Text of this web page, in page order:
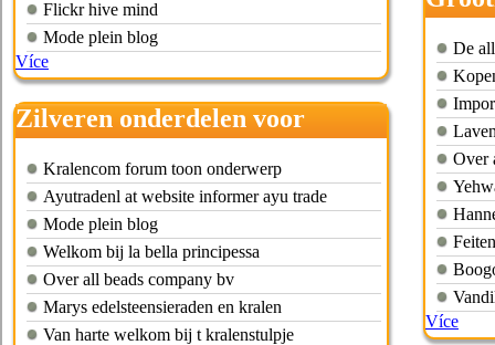
Flickr hive mind
Mode plein blog
Více
Zilveren onderdelen voor
sieraden groothandel
Kralencom forum toon onderwerp
Ayutradenl at website informer ayu trade
Mode plein blog
Welkom bij la bella principessa
Over all beads company bv
Marys edelsteensieraden en kralen
Van harte welkom bij t kralenstulpje
De
Over
Více